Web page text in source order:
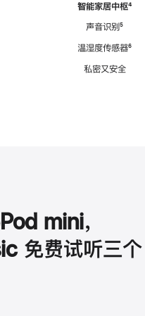
智能家居中枢脚
⁴
声音识别脚
⁵
温湿度传感器脚
⁶
私密又安全
mini，
免费试听三个